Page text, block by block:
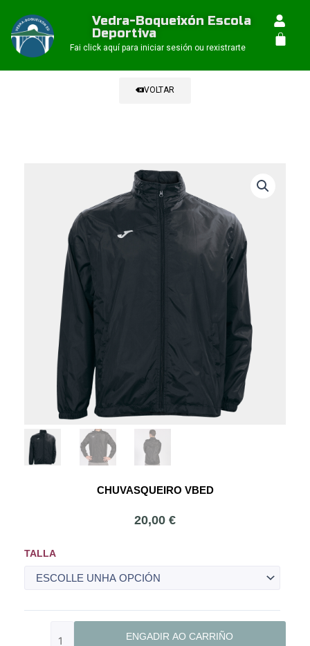
contido
Vedra-Boqueixón Escola
Deportiva
Fai click aquí para iniciar sesión ou rexistrarte
VOLTAR
CHUVASQUEIRO VBED
20,00 €
TALLA
Chuvasqueiro
ENGADIR AO CARRIÑO